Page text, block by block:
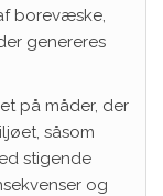
borevæske,
genereres
på måder, der
såsom
stigende
og